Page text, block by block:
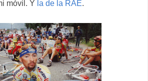
móvil. Y la de la RAE.